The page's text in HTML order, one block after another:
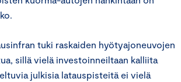
tuki raskaiden hyötyajoneuvojen
sillä vielä investoinneiltaan kalliita
julkisia latauspisteitä ei vielä